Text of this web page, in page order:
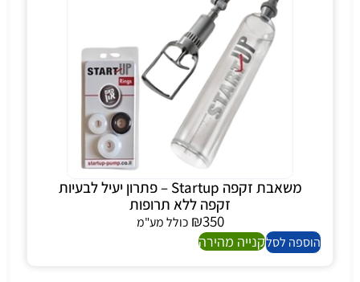
משאבת זקפה Startup – פתרון יעיל לבעיות
זקפה ללא תרופות
₪350
כולל מע"מ
הוספה לסלקנייה מהירה